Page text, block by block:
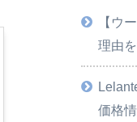
【ウ
理由
価格